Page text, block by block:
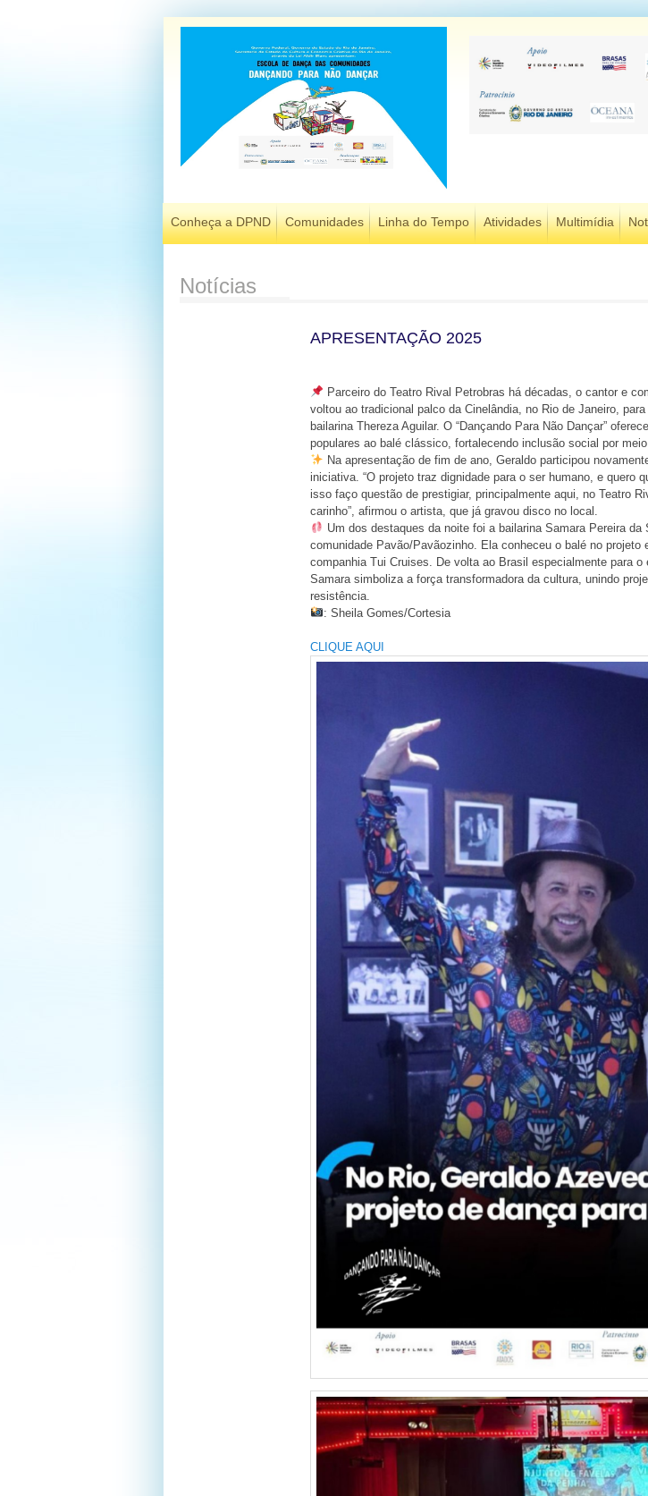
Conheça a DPND Comunidades Linha do Tempo Atividades Multimídia
Notícias
APRESENTAÇÃO 2025
Parceiro do Teatro Rival Petrobras há décadas, o cantor e
voltou ao tradicional palco da Cinelândia, no Rio de Janeiro,
bailarina Thereza Aguilar. O “Dançando Para Não Dançar”
populares ao balé clássico, fortalecendo inclusão social por
Na apresentação de fim de ano, Geraldo participou
iniciativa. “O projeto traz dignidade para o ser humano, e quero
isso faço questão de prestigiar, principalmente aqui, no Teatro
carinho”, afirmou o artista, que já gravou disco no local.
Um dos destaques da noite foi a bailarina Samara Pereira
comunidade Pavão/Pavãozinho. Ela conheceu o balé no
companhia Tui Cruises. De volta ao Brasil especialmente para o
Samara simboliza a força transformadora da cultura, unindo
resistência.
: Sheila Gomes/Cortesia
CLIQUE AQUI